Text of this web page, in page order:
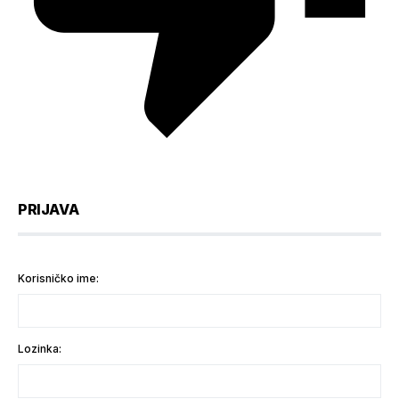
PRIJAVA
Korisničko ime:
Lozinka: